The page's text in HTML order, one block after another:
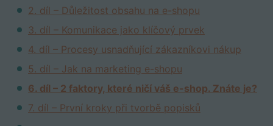
2. díl – Důležitost obsahu na e-shopu
3. díl – Komunikace jako klíčový prvek
4. díl – Procesy usnadňující zákazníkovi nákup
5. díl – Jak na marketing e-shopu
6. díl – 2 faktory, které ničí váš e-shop. Znáte je?
7. díl – První kroky při tvorbě popisků